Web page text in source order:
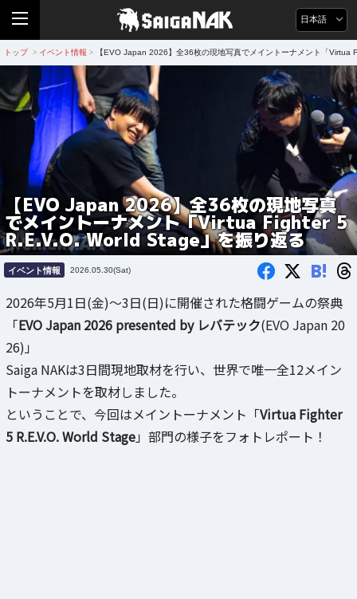
日本語
トップ > イベント情報 > 【EVO Japan 2026】全36枚の現地写真でメイントーナメント「
【EVO Japan 2026】全36枚の現地写真
でメイントーナメント「Virtua Fighter 5
R.E.V.O. World Stage」を振り返る
イベント情報 2026.05.30(Sat) B!
2026年5月1日(金)～3日(日)に開催された格闘ゲームの祭典
「EVO Japan 2026 presented by レバテック(EVO Japan 20
26)」
Saiga NAKは3日間現地取材を行い、世界で唯一全12メイン
トーナメントを取材しました。
ということで、今回はメイントーナメント「Virtua Fighter
5 R.E.V.O. World Stage」部門の様子をフォトレポート！